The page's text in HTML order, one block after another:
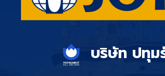
บริษัท ปทุม